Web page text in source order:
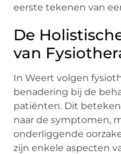
eerste tekenen van
De
van
In Weert volgen
benadering bij de
patiënten. Dit
naar de symptomen,
onderliggende
zijn enkele aspecten